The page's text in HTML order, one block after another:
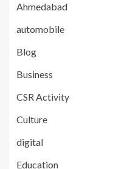
Ahmedabad
automobile
Blog
Business
CSR Activity
Culture
digital
Education